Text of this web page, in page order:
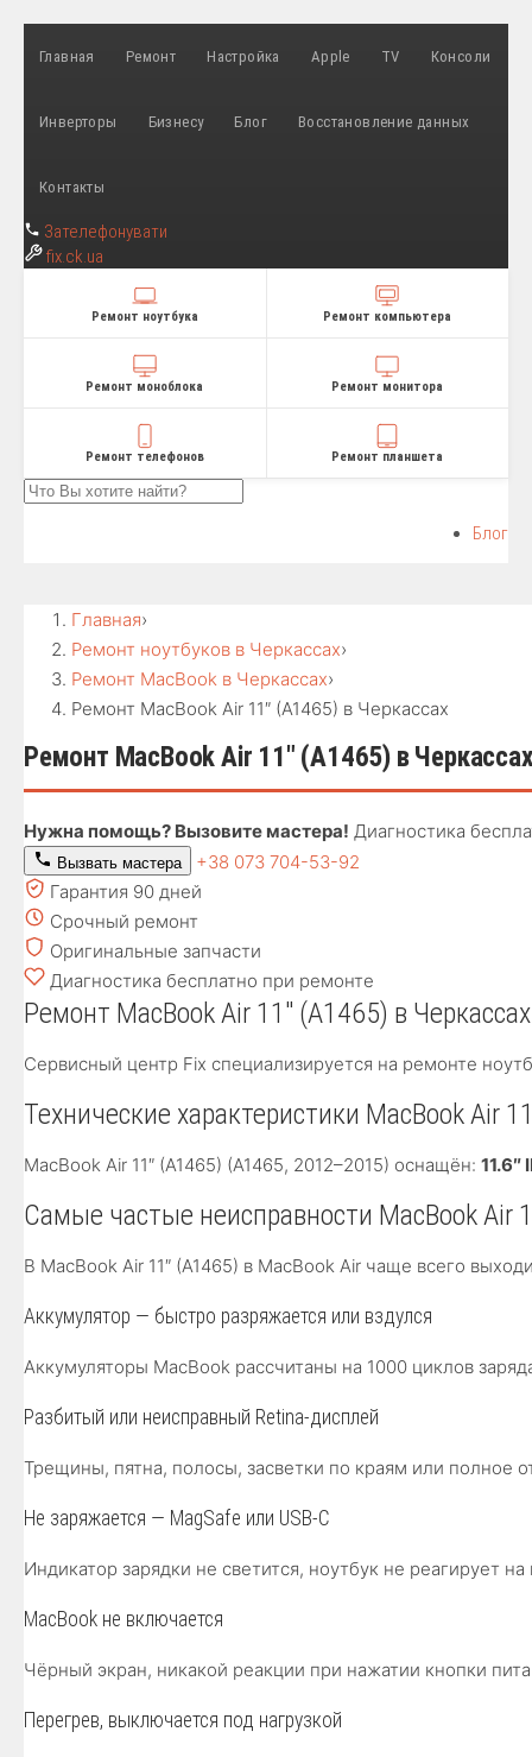
Главная Ремонт Настройка Apple TV Консоли
Инверторы Бизнесу Блог Восстановление данных
Контакты
Зателефонувати
fix.ck.ua
Ремонт ноутбука Ремонт компьютера
Ремонт моноблока Ремонт монитора
Ремонт телефонов Ремонт планшета
Блог
Главная›
Ремонт ноутбуков в Черкассах›
Ремонт MacBook в Черкассах›
Ремонт MacBook Air 11″ (A1465) в Черкассах
Ремонт MacBook Air 11″ (A1465) в Черкассах
Нужна помощь? Вызовите мастера! Диагностика
Вызвать мастера
+38 073 704-53-92
Гарантия 90 дней
Срочный ремонт
Оригинальные запчасти
Диагностика бесплатно при ремонте
Ремонт MacBook Air 11″ (A1465) в Черкассах
Сервисный центр Fix специализируется на ремонте
Технические характеристики MacBook Air
MacBook Air 11″ (A1465) (A1465, 2012–2015) оснащён:
Самые частые неисправности MacBook Air
В MacBook Air 11″ (A1465) в MacBook Air чаще всего
Аккумулятор — быстро разряжается или вздулся
Аккумуляторы MacBook рассчитаны на 1000 циклов
Разбитый или неисправный Retina-дисплей
Трещины, пятна, полосы, засветки по краям или полное
Не заряжается — MagSafe или USB-C
Индикатор зарядки не светится, ноутбук не
MacBook не включается
Чёрный экран, никакой реакции при нажатии кнопки
Перегрев, выключается под нагрузкой